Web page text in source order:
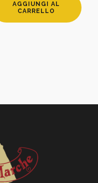
AGGIUNGI AL
CARRELLO